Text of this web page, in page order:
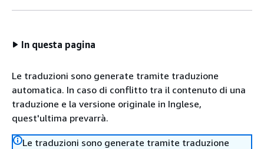
In questa pagina
Le traduzioni sono generate tramite traduzione
automatica. In caso di conflitto tra il contenuto di una
traduzione e la versione originale in Inglese,
quest'ultima prevarrà.
Le traduzioni sono generate tramite traduzione